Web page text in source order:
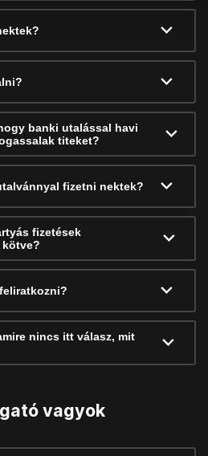
banki utalással havi
titeket?
fizetni nektek?
fizetések
kötve?
nincs itt válasz, mit
vagyok